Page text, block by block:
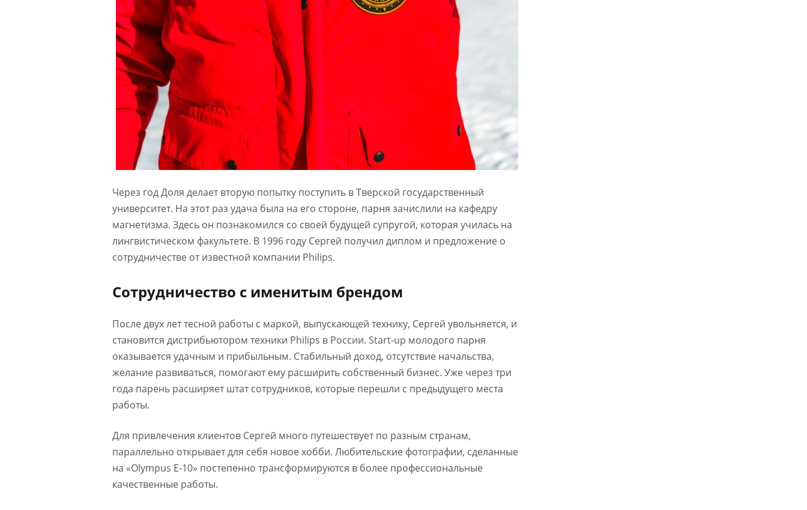
Через год Доля делает вторую попытку поступить в Тверской государственный
университет. На этот раз удача была на его стороне, парня зачислили на кафедру
магнетизма. Здесь он познакомился со своей будущей супругой, которая училась на
лингвистическом факультете. В 1996 году Сергей получил диплом и предложение о
сотрудничестве от известной компании Philips.
Сотрудничество с именитым брендом
После двух лет тесной работы с маркой, выпускающей технику, Сергей увольняется, и
становится дистрибьютором техники Philips в России. Start-up молодого парня
оказывается удачным и прибыльным. Стабильный доход, отсутствие начальства,
желание развиваться, помогают ему расширить собственный бизнес. Уже через три
года парень расширяет штат сотрудников, которые перешли с предыдущего места
работы.
Для привлечения клиентов Сергей много путешествует по разным странам,
параллельно открывает для себя новое хобби. Любительские фотографии, сделанные
на «Olympus E-10» постепенно трансформируются в более профессиональные
качественные работы.